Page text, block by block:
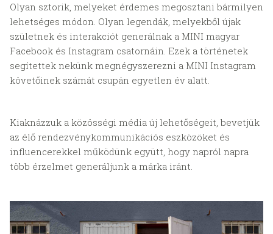
Olyan sztorik, melyeket érdemes megosztani bármilyen
lehetséges módon. Olyan legendák, melyekből újak
születnek és interakciót generálnak a MINI magyar
Facebook és Instagram csatornáin. Ezek a történetek
segítettek nekünk megnégyszerezni a MINI Instagram
követőinek számát csupán egyetlen év alatt.
Kiaknázzuk a közösségi média új lehetőségeit, bevetjük
az élő rendezvénykommunikációs eszközöket és
influencerekkel működünk együtt, hogy napról napra
több érzelmet generáljunk a márka iránt.